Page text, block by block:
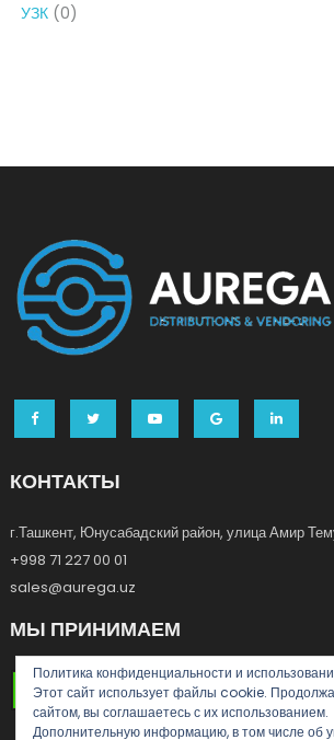
УЗК (0)
КОНТАКТЫ
г.Ташкент, Юнусабадский район, улица Амир
+998 71 227 00 01
sales@aurega.uz
МЫ ПРИНИМАЕМ
Политика конфиденциальности и
Этот сайт использует файлы cookie.
сайтом, вы соглашаетесь с их использованием.
Дополнительную информацию, в том числе об